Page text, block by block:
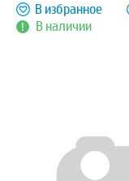
В наличии
В избранное